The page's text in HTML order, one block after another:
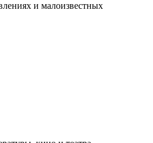
и малоизвестных